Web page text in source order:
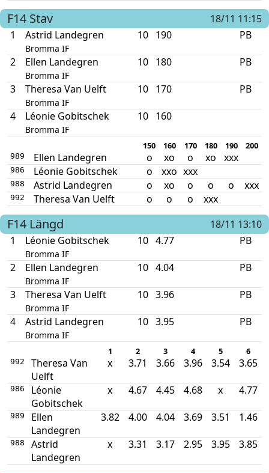
F14 Stav
18/11 11:15
1
Astrid Landegren
Bromma IF
10 190 PB
2 Ellen Landegren
Bromma IF
10 180 PB
3 Theresa Van Uelft
Bromma IF
10 170 PB
4 Léonie Gobitschek
Bromma IF
10 160
150 160 170 180 190 200
989 Ellen Landegren o xo o xo xxx
986 Léonie Gobitschek o xxo xxx
988 Astrid Landegren o xo o o o xxx
992 Theresa Van Uelft o o o xxx
F14 Längd
18/11 13:10
1
Léonie Gobitschek
Bromma IF
10 4.77 PB
2 Ellen Landegren
Bromma IF
10 4.04 PB
3 Theresa Van Uelft
Bromma IF
10 3.96 PB
4 Astrid Landegren
Bromma IF
10 3.95 PB
1 2 3 4 5 6
992
Theresa Van
Uelft
x 3.71 3.66 3.96 3.54 3.65
986
Léonie
Gobitschek
x 4.67 4.45 4.68 x 4.77
989
Ellen
Landegren
3.82 4.00 4.04 3.69 3.51 1.46
988
Astrid
Landegren
x 3.31 3.17 2.95 3.95 3.85